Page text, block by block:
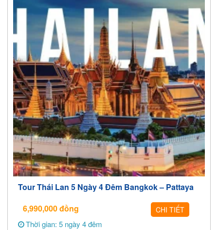
Tour Thái Lan 5 Ngày 4 Đêm Bangkok – Pattaya
6,990,000đồng CHI TIẾT
Thời gian: 5 ngày 4 đêm